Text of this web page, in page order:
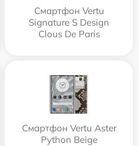
Смартфон Vertu
Signature S Design
Clous De Paris
Смартфон Vertu Aster
Python Beige